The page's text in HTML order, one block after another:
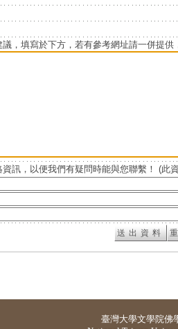
議，填寫於下方，若有參考網址請一併提供
資訊，以便我們有疑問時能與您聯繫！ (此
臺灣大學文學院佛